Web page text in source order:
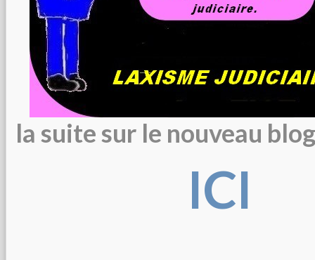
la suite sur le nouveau blog
ICI